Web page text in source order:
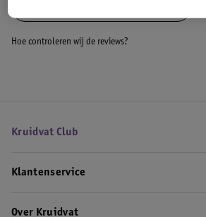
Hoe controleren wij de reviews?
Kruidvat Club
Klantenservice
Over Kruidvat